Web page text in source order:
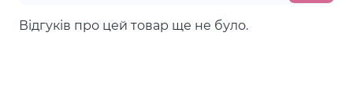
Відгуків про цей товар ще не було.